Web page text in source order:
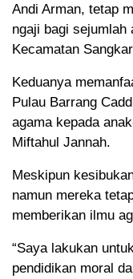
Andi Arman, tetap
ngaji bagi sejumlah
Kecamatan
Keduanya
Pulau Barrang
agama kepada
Miftahul Jannah.
Meskipun
namun mereka
memberikan ilmu
“Saya lakukan
pendidikan moral